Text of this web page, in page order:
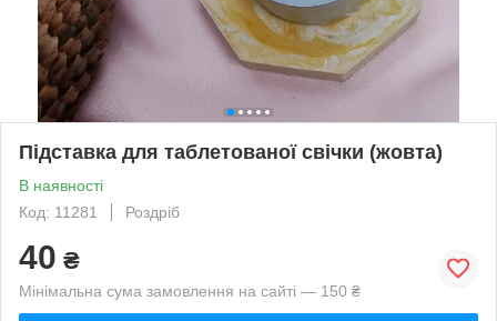
Підставка для таблетованої свічки (жовта)
В наявності
Код: 11281
Роздріб
40 ₴
Мінімальна сума замовлення на сайті — 150 ₴